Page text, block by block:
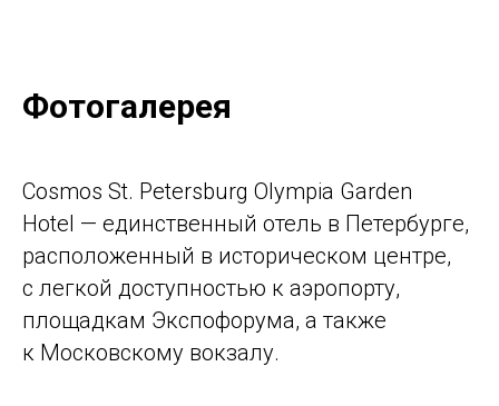
Фотогалерея
Cosmos St. Petersburg Olympia Garden
Hotel — единственный отель в Петербурге,
расположенный в историческом центре,
с легкой доступностью к аэропорту,
площадкам Экспофорума, а также
к Московскому вокзалу.